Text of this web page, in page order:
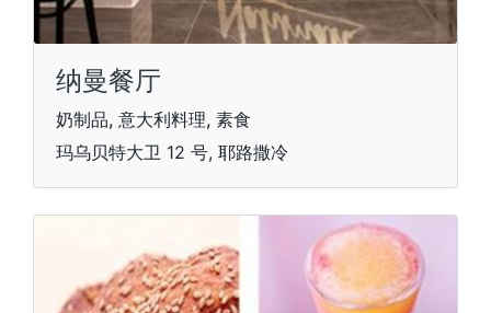
纳曼餐厅
奶制品, 意大利料理, 素食
玛乌贝特大卫 12 号, 耶路撒冷